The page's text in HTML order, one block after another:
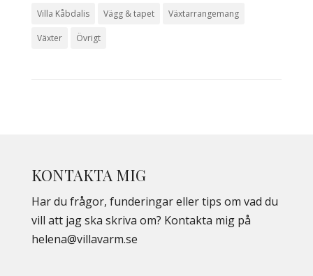
Villa Kåbdalis Vägg & tapet Växtarrangemang
Växter Övrigt
KONTAKTA MIG
Har du frågor, funderingar eller tips om vad du
vill att jag ska skriva om? Kontakta mig på
helena@villavarm.se